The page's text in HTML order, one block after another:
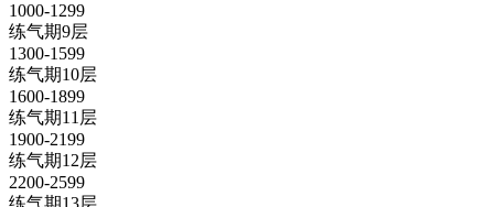
1000-1299
练气期9层
1300-1599
练气期10层
1600-1899
练气期11层
1900-2199
练气期12层
2200-2599
练气期13层